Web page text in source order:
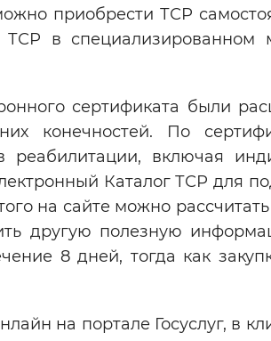
приобрести ТСР
в специализированном
сертификата были
конечностей. По
реабилитации, включая
Каталог ТСР для
на сайте можно
другую полезную
8 дней, тогда как
на портале Госуслуг, в